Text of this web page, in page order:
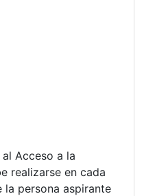
Acceso a la
realizarse en cada
persona aspirante